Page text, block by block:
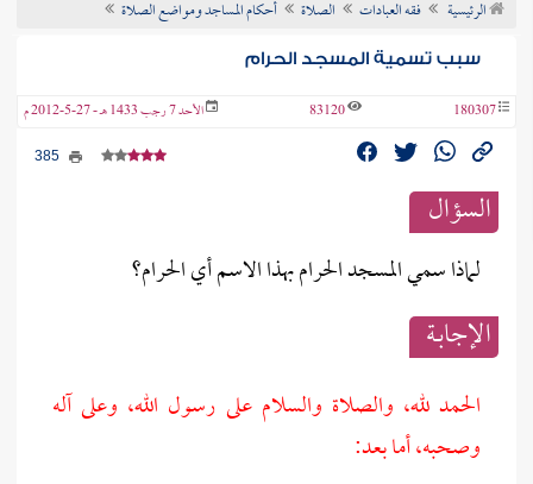
الفتوى
الرئيسية فقه العبادات الصلاة أحكام المساجد ومواضع الصلاة
سبب تسمية المسجد الحرام
180307
83120 الأحد 7 رجب 1433 هـ - 27-5-2012 م
السؤال
لماذا سمي المسجد الحرام بهذا الاسم أي الحرام؟
الإجابــة
الحمد لله، والصلاة والسلام على رسول الله، وعلى آله
وصحبه، أما بعد: